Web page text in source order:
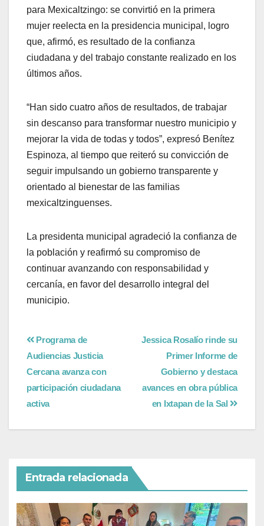
para Mexicaltzingo: se convirtió en la primera
mujer reelecta en la presidencia municipal, logro
que, afirmó, es resultado de la confianza
ciudadana y del trabajo constante realizado en los
últimos años.
“Han sido cuatro años de resultados, de trabajar
sin descanso para transformar nuestro municipio y
mejorar la vida de todas y todos”, expresó Benítez
Espinoza, al tiempo que reiteró su convicción de
seguir impulsando un gobierno transparente y
orientado al bienestar de las familias
mexicaltzinguenses.
La presidenta municipal agradeció la confianza de
la población y reafirmó su compromiso de
continuar avanzando con responsabilidad y
cercanía, en favor del desarrollo integral del
municipio.
Jessica Rosalío rinde su
Primer Informe de
Gobierno y destaca
avances en obra pública
en Ixtapan de la Sal
Programa de
Audiencias Justicia
Cercana avanza con
participación ciudadana
activa
Entrada relacionada